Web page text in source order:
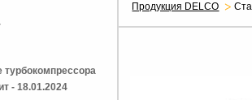
Продукция DELCO
турбокомпрессора
- 18.01.2024